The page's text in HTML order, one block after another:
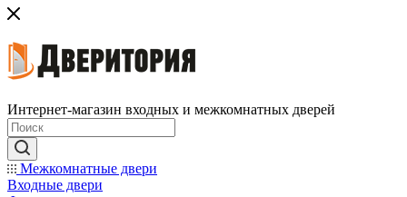
Интернет-магазин входных и межкомнатных дверей
Межкомнатные двери
Входные двери